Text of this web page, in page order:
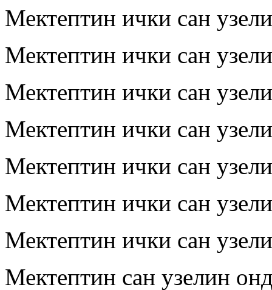
Мектептин ички сан
Мектептин ички сан
Мектептин ички сан
Мектептин ички сан
Мектептин ички сан
Мектептин ички сан
Мектептин ички сан
Мектептин сан узелин